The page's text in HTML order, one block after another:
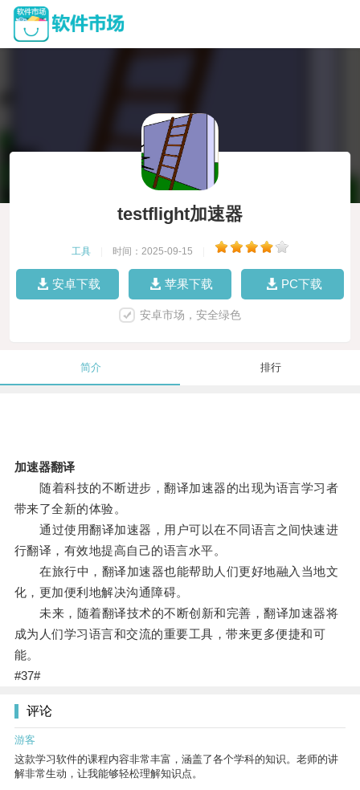
testflight加速器
工具 时间：2025-09-15
安卓下载 苹果下载 PC下载
安卓市场，安全绿色
简介 排行
加速器翻译
随着科技的不断进步，翻译加速器的出现为语言学习者
带来了全新的体验。
通过使用翻译加速器，用户可以在不同语言之间快速进
行翻译，有效地提高自己的语言水平。
在旅行中，翻译加速器也能帮助人们更好地融入当地文
化，更加便利地解决沟通障碍。
未来，随着翻译技术的不断创新和完善，翻译加速器将
成为人们学习语言和交流的重要工具，带来更多便捷和可
能。
#37#
评论
游客
这款学习软件的课程内容非常丰富，涵盖了各个学科的知识。老师的讲
解非常生动，让我能够轻松理解知识点。